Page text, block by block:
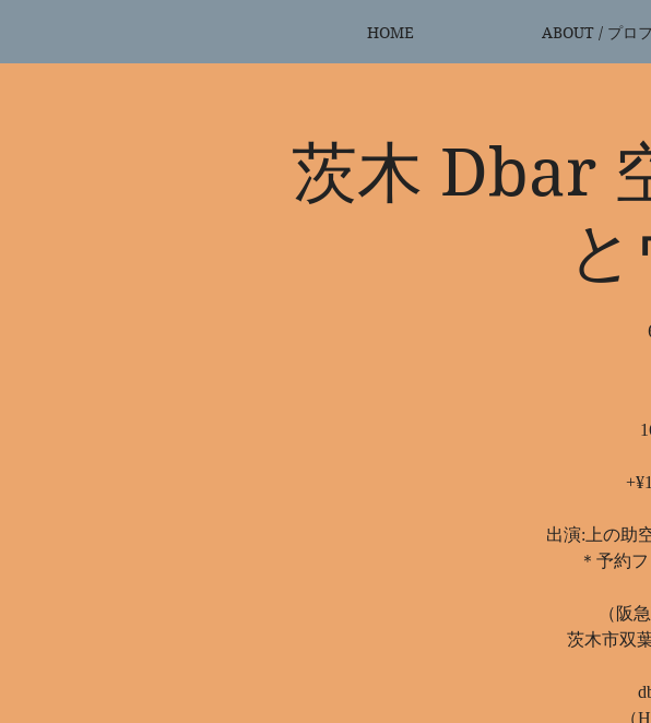
HOME ABOUT / プロ
茨木 Dbar
出演:上の助
＊予約
（阪
茨木市双
（